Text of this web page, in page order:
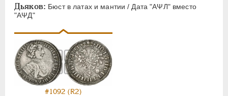
Дьяков: Бюст в латах и мантии / Дата "АΨЛ" вместо
"АΨД"
#1092 (R2)